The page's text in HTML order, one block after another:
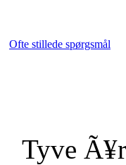
Ofte stillede spørgsmål
Tyve